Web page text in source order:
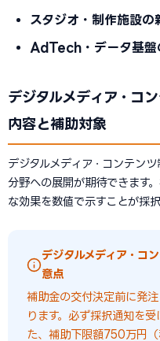
スタジオ・制作施設の
AdTech・データ基盤
デジタルメディア・コ
内容と補助対象
デジタルメディア・コンテン
分野への展開が期待できます
な効果を数値で示すことが採
デジタルメディア・コ
意点
補助金の交付決定前に発
ります。必ず採択通知を
た、補助下限額750万円